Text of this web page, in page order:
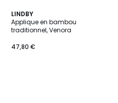
LINDBY
Applique en bambou
traditionnel, Venora
47,80 €